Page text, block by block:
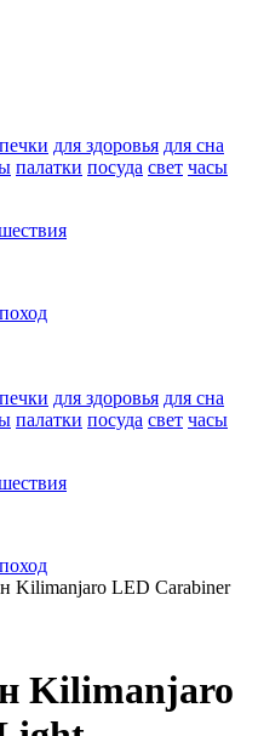
для здоровья для сна
палатки посуда свет часы
для здоровья для сна
палатки посуда свет часы
Kilimanjaro LED Carabiner
Kilimanjaro